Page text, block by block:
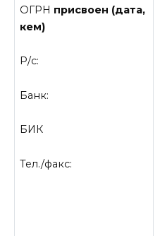
ОГРН присвоен (дата,
кем)
Р/с:
Банк:
БИК
Тел./факс: